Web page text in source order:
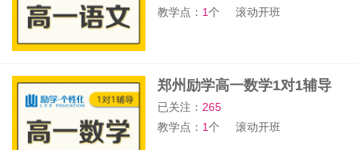
教学点： 1个 滚动开班
郑州励学高一数学1对1辅导
班
已关注： 265
教学点： 1个 滚动开班